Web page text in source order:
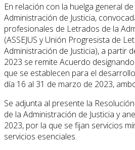
En relación con la huelga general
Administración de Justicia,
profesionales de Letrados de la
(ASSEJUS y Unión Progresista de
Administración de Justicia), a partir
2023 se remite Acuerdo
que se establecen para el
día 16 al 31 de marzo de 2023,
Se adjunta al presente la
de la Administración de Justicia y
2023, por la que se fijan servicios
servicios esenciales.